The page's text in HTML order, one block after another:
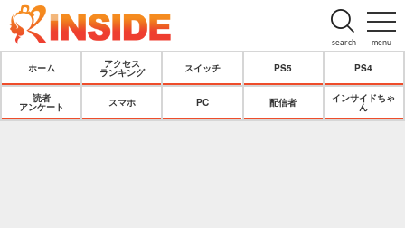
menu
search
ホーム
アクセス
ランキング
スイッチ PS5 PS4
読者
アンケート
スマホ PC 配信者
インサイドちゃ
ん